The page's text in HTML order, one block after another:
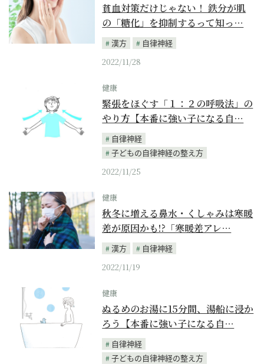
貧血対策だけじゃない！ 鉄分が肌
の「糖化」を抑制するって知っ…
漢方
自律神経
2022/11/28
健康
緊張をほぐす「１：２の呼吸法」の
やり方【本番に強い子になる自…
自律神経
子どもの自律神経の整え方
2022/11/25
健康
秋冬に増える鼻水・くしゃみは寒暖
差が原因かも!?「寒暖差アレ…
漢方
自律神経
2022/11/19
健康
ぬるめのお湯に15分間、湯船に浸か
ろう【本番に強い子になる自…
自律神経
子どもの自律神経の整え方